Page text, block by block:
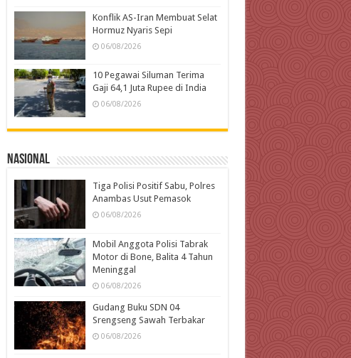
Konflik AS-Iran Membuat Selat
Hormuz Nyaris Sepi
06/08/2026
10 Pegawai Siluman Terima
Gaji 64,1 Juta Rupee di India
06/08/2026
Nasional
Tiga Polisi Positif Sabu, Polres
Anambas Usut Pemasok
06/08/2026
Mobil Anggota Polisi Tabrak
Motor di Bone, Balita 4 Tahun
Meninggal
06/08/2026
Gudang Buku SDN 04
Srengseng Sawah Terbakar
06/08/2026